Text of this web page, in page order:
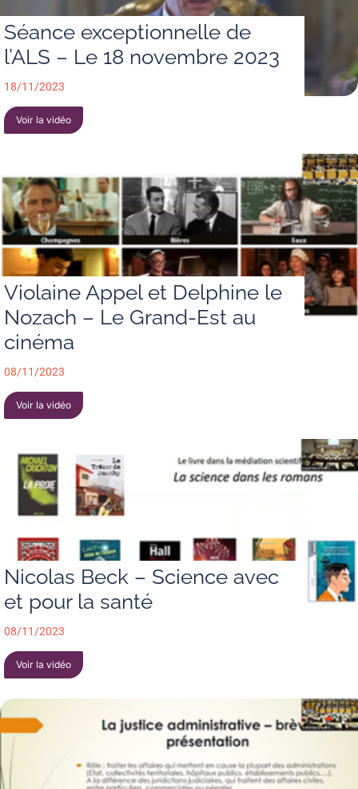
Séance exceptionnelle de
l’ALS – Le 18 novembre 2023
18/11/2023
Voir la vidéo
Violaine Appel et Delphine le
Nozach – Le Grand-Est au
cinéma
08/11/2023
Voir la vidéo
Nicolas Beck – Science avec
et pour la santé
08/11/2023
Voir la vidéo